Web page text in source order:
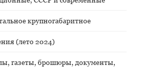
крупногабаритное
(лето 2024)
газеты, брошюры, документы,